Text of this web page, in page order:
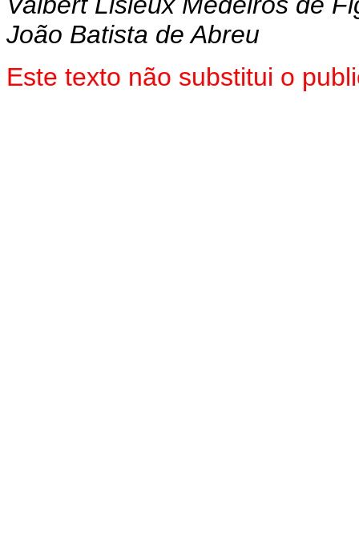
João Batista de Abreu
Este texto não substitui o